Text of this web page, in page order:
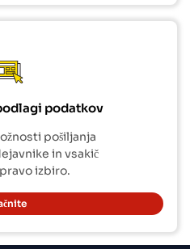
podatkov
pošiljanja
in vsakič
izbiro.